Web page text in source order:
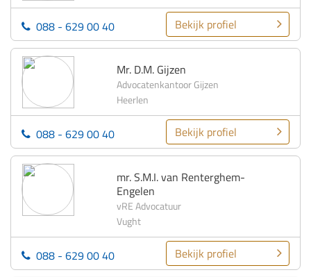
088 - 629 00 40 Bekijk profiel
Mr. D.M. Gijzen
Advocatenkantoor Gijzen
Heerlen
088 - 629 00 40 Bekijk profiel
mr. S.M.I. van Renterghem-
Engelen
vRE Advocatuur
Vught
088 - 629 00 40 Bekijk profiel